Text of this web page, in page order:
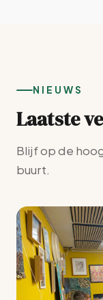
NIEUWS
Laatste
Blijf op de
buurt.